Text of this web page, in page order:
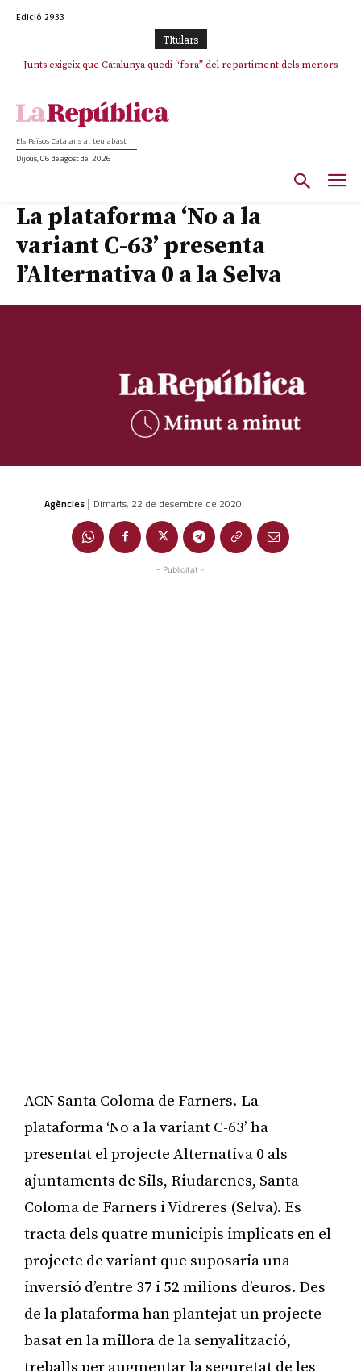
Edició 2933
TItulars
Junts exigeix que Catalunya quedi “fora” del repartiment dels menors
Junqueras demana a l’Estat que assumeixi “responsabilitats” pel “drama
Els Països Catalans al teu abast
Dijous, 06 de agost del 2026
La plataforma ‘No a la
variant C-63’ presenta
l’Alternativa 0 a la Selva
Agències | Dimarts, 22 de desembre de 2020
- Publicitat -
ACN Santa Coloma de Farners.-La
plataforma ‘No a la variant C-63’ ha
presentat el projecte Alternativa 0 als
ajuntaments de Sils, Riudarenes, Santa
Coloma de Farners i Vidreres (Selva). Es
tracta dels quatre municipis implicats en el
projecte de variant que suposaria una
inversió d’entre 37 i 52 milions d’euros. Des
de la plataforma han plantejat un projecte
basat en la millora de la senyalització,
treballs per augmentar la seguretat de les